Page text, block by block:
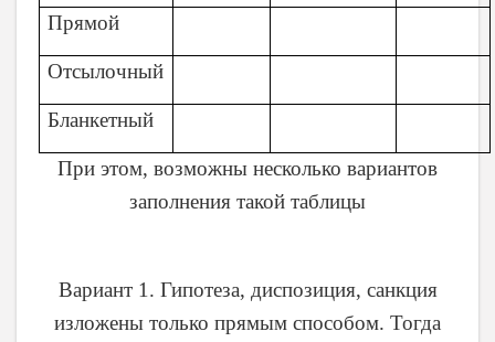
Прямой
Отсылочный
Бланкетный
При этом, возможны несколько вариантов
заполнения такой таблицы
Вариант 1. Гипотеза, диспозиция, санкция
изложены только прямым способом. Тогда